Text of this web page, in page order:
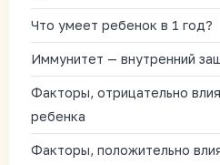
Что умеет ребенок в 1 год?
Иммунитет — внутренний
Факторы, отрицательно
ребенка
Факторы, положительно